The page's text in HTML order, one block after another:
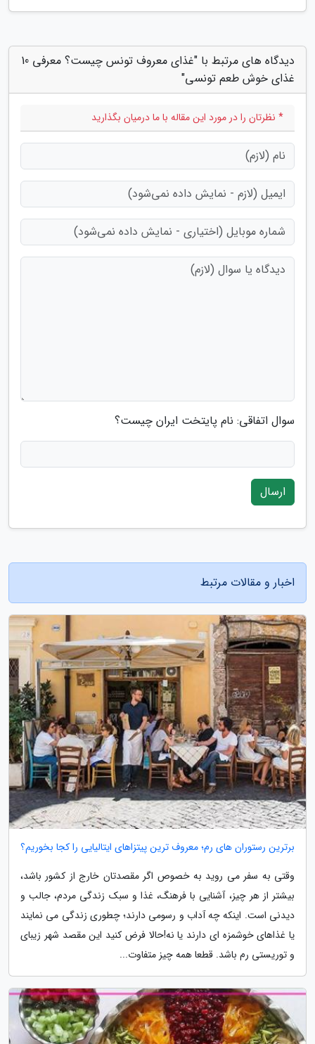
دیدگاه های مرتبط با "غذای معروف تونس چیست؟ معرفی 10
غذای خوش طعم تونسی"
* نظرتان را در مورد این مقاله با ما درمیان بگذارید
سوال اتفاقی: نام پایتخت ایران چیست؟
ارسال
اخبار و مقالات مرتبط
برترین رستوران های رم؛ معروف ترین پیتزاهای ایتالیایی را کجا بخوریم؟
وقتی به سفر می روید به خصوص اگر مقصدتان خارج از کشور باشد،
بیشتر از هر چیز، آشنایی با فرهنگ، غذا و سبک زندگی مردم، جالب و
دیدنی است. اینکه چه آداب و رسومی دارند؛ چطوری زندگی می نمایند
یا غذاهای خوشمزه ای دارند یا نه!حالا فرض کنید این مقصد شهر زیبای
و توریستی رم باشد. قطعا همه چیز متفاوت...